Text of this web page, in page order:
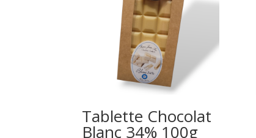
Tablette Chocolat
Blanc 34% 100g